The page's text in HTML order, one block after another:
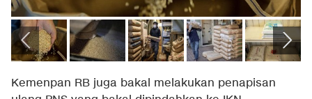
Kemenpan RB juga bakal melakukan penapisan